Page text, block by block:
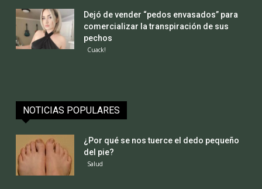
Dejó de vender “pedos envasados” para
comercializar la transpiración de sus
pechos
Cuack!
NOTICIAS POPULARES
¿Por qué se nos tuerce el dedo pequeño
del pie?
Salud